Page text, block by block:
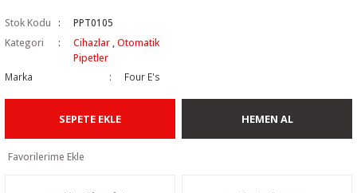
Stok Kodu
PPT0105
Kategori
Cihazlar Otomatik
Pipetler
Marka
Four E's
SEPETE EKLE HEMEN AL